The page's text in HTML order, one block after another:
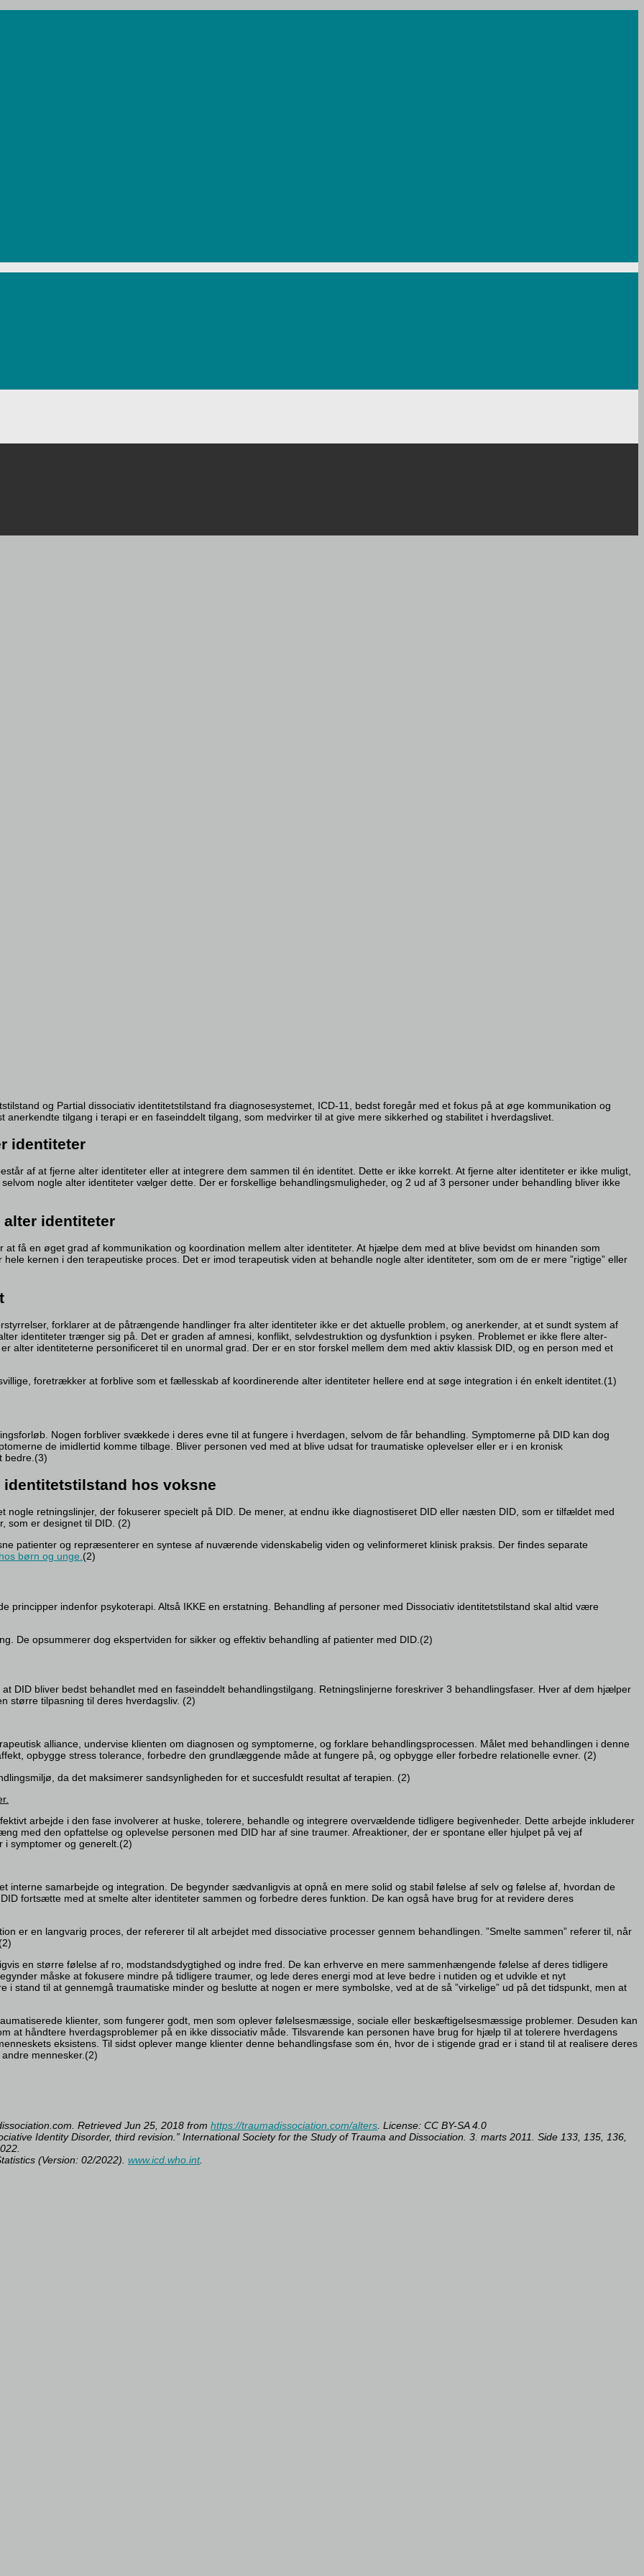
og Partial dissociativ identitetstilstand fra diagnosesystemet, ICD-11, bedst foregår med et fokus på at øge kommunikation og
tilgang i terapi er en faseinddelt tilgang, som medvirker til at give mere sikkerhed og stabilitet i hverdagslivet.
identiteter
af at fjerne alter identiteter eller at integrere dem sammen til én identitet. Dette er ikke korrekt. At fjerne alter identiteter er ikke muligt,
nogle alter identiteter vælger dette. Der er forskellige behandlingsmuligheder, og 2 ud af 3 personer under behandling bliver ikke
identiteter
få en øget grad af kommunikation og koordination mellem alter identiteter. At hjælpe dem med at blive bevidst om hinanden som
kernen i den terapeutiske proces. Det er imod terapeutisk viden at behandle nogle alter identiteter, som om de er mere ”rigtige” eller
forklarer at de påtrængende handlinger fra alter identiteter ikke er det aktuelle problem, og anerkender, at et sundt system af
identiteter trænger sig på. Det er graden af amnesi, konflikt, selvdestruktion og dysfunktion i psyken. Problemet er ikke flere alter-
alter identiteterne personificeret til en unormal grad. Der er en stor forskel mellem dem med aktiv klassisk DID, og en person med et
foretrækker at forblive som et fællesskab af koordinerende alter identiteter hellere end at søge integration i én enkelt identitet.(1)
Nogen forbliver svækkede i deres evne til at fungere i hverdagen, selvom de får behandling. Symptomerne på DID kan dog
de imidlertid komme tilbage. Bliver personen ved med at blive udsat for traumatiske oplevelser eller er i en kronisk
bedre.(3)
hos voksne
nogle retningslinjer, der fokuserer specielt på DID. De mener, at endnu ikke diagnostiseret DID eller næsten DID, som er tilfældet med
som er designet til DID. (2)
patienter og repræsenterer en syntese af nuværende videnskabelig viden og velinformeret klinisk praksis. Der findes separate
børn og unge.(2)
principper indenfor psykoterapi. Altså IKKE en erstatning. Behandling af personer med Dissociativ identitetstilstand skal altid være
De opsummerer dog ekspertviden for sikker og effektiv behandling af patienter med DID.(2)
DID bliver bedst behandlet med en faseinddelt behandlingstilgang. Retningslinjerne foreskriver 3 behandlingsfaser. Hver af dem hjælper
større tilpasning til deres hverdagsliv. (2)
alliance, undervise klienten om diagnosen og symptomerne, og forklare behandlingsprocessen. Målet med behandlingen i denne
opbygge stress tolerance, forbedre den grundlæggende måde at fungere på, og opbygge eller forbedre relationelle evner. (2)
da det maksimerer sandsynligheden for et succesfuldt resultat af terapien. (2)
arbejde i den fase involverer at huske, tolerere, behandle og integrere overvældende tidligere begivenheder. Dette arbejde inkluderer
med den opfattelse og oplevelse personen med DID har af sine traumer. Afreaktioner, der er spontane eller hjulpet på vej af
i symptomer og generelt.(2)
interne samarbejde og integration. De begynder sædvanligvis at opnå en mere solid og stabil følelse af selv og følelse af, hvordan de
fortsætte med at smelte alter identiteter sammen og forbedre deres funktion. De kan også have brug for at revidere deres
er en langvarig proces, der refererer til alt arbejdet med dissociative processer gennem behandlingen. ”Smelte sammen” referer til, når
en større følelse af ro, modstandsdygtighed og indre fred. De kan erhverve en mere sammenhængende følelse af deres tidligere
måske at fokusere mindre på tidligere traumer, og lede deres energi mod at leve bedre i nutiden og et udvikle et nyt
stand til at gennemgå traumatiske minder og beslutte at nogen er mere symbolske, ved at de så ”virkelige” ud på det tidspunkt, men at
klienter, som fungerer godt, men som oplever følelsesmæssige, sociale eller beskæftigelsesmæssige problemer. Desuden kan
at håndtere hverdagsproblemer på en ikke dissociativ måde. Tilsvarende kan personen have brug for hjælp til at tolerere hverdagens
eksistens. Til sidst oplever mange klienter denne behandlingsfase som én, hvor de i stigende grad er i stand til at realisere deres
mennesker.(2)
Retrieved Jun 25, 2018 from https://traumadissociation.com/alters. License: CC BY-SA 4.0
Identity Disorder, third revision.” International Society for the Study of Trauma and Dissociation. 3. marts 2011. Side 133, 135, 136,
(Version: 02/2022). www.icd.who.int.